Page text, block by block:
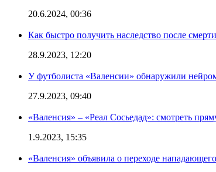
20.6.2024, 00:36
Как быстро получить наследство после
28.9.2023, 12:20
У футболиста «Валенсии» обнаружили
27.9.2023, 09:40
«Валенсия» – «Реал Сосьедад»: смотреть
1.9.2023, 15:35
«Валенсия» объявила о переходе